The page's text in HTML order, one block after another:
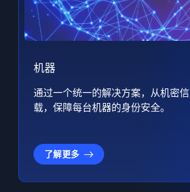
机器
通过一个统一的解决方案，从机密
载，保障每台机器的身份安全。
了解更多